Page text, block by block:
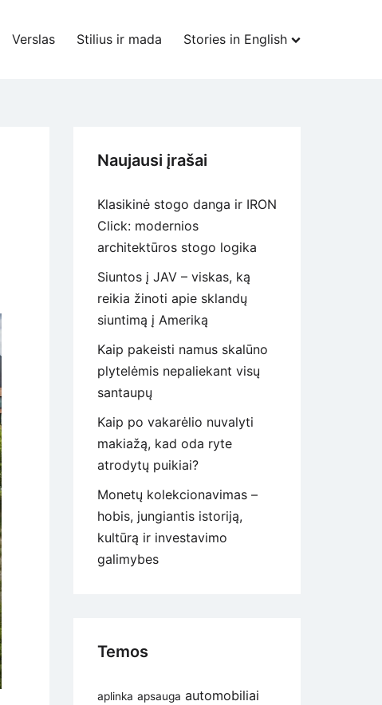
Verslas Stilius ir mada Stories in English
Naujausi įrašai
Klasikinė stogo danga ir IRON
Click: modernios
architektūros stogo logika
Siuntos į JAV – viskas, ką
reikia žinoti apie sklandų
siuntimą į Ameriką
Kaip pakeisti namus skalūno
plytelėmis nepaliekant visų
santaupų
Kaip po vakarėlio nuvalyti
makiažą, kad oda ryte
atrodytų puikiai?
Monetų kolekcionavimas –
hobis, jungiantis istoriją,
kultūrą ir investavimo
galimybes
Temos
aplinka apsauga automobiliai